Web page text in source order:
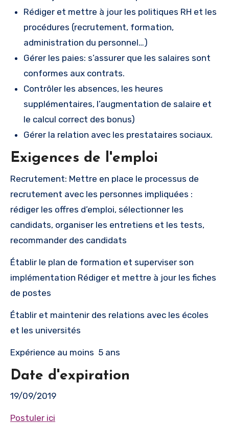
Rédiger et mettre à jour les politiques RH et les
procédures (recrutement, formation,
administration du personnel…)
Gérer les paies: s’assurer que les salaires sont
conformes aux contrats.
Contrôler les absences, les heures
supplémentaires, l’augmentation de salaire et
le calcul correct des bonus)
Gérer la relation avec les prestataires sociaux.
Exigences de l'emploi
Recrutement: Mettre en place le processus de
recrutement avec les personnes impliquées :
rédiger les offres d’emploi, sélectionner les
candidats, organiser les entretiens et les tests,
recommander des candidats
Établir le plan de formation et superviser son
implémentation Rédiger et mettre à jour les fiches
de postes
Établir et maintenir des relations avec les écoles
et les universités
Expérience au moins 5 ans
Date d'expiration
19/09/2019
Postuler ici